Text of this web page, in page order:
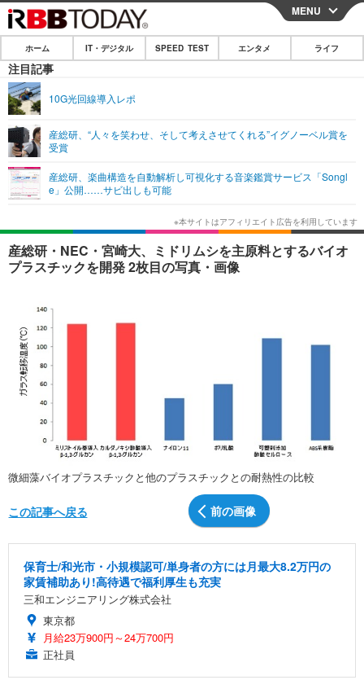
CLOSE
ホーム
IT・デジタル
ショッピング その他
SPEED TEST
エンタメ
エンタメTOP
韓国・芸能
音楽 スポーツ
ショッピング
ライフ
ライフTOP グルメ
ペット ショッピング
リリース一覧
プッシュ通知の停止方法
MENU
ホーム IT・デジタル SPEED TEST エンタメ ライフ
注目記事
10G光回線導入レポ
産総研、“人々を笑わせ、そして考えさせてくれる”イグノーベル賞を
受賞
産総研、楽曲構造を自動解析し可視化する音楽鑑賞サービス「Songl
e」公開……サビ出しも可能
産総研・NEC・宮崎大、ミドリムシを主原料とするバイオ
プラスチックを開発 2枚目の写真・画像
微細藻バイオプラスチックと他のプラスチックとの耐熱性の比較
前の画像
この記事へ戻る
保育士/和光市・小規模認可/単身者の方には月最大8.2万円の
家賃補助あり!高待遇で福利厚生も充実
三和エンジニアリング株式会社
東京都
月給23万900円～24万700円
正社員